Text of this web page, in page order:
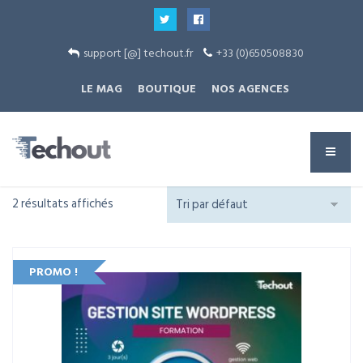
support [@] techout.fr
+33 (0)650508830
LE MAG
BOUTIQUE NOS AGENCES
2 résultats affichés
PROMO !